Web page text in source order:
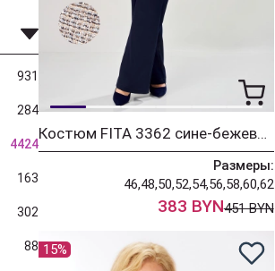
931
284
4424
163
302
88
Костюм FITA 3362 сине-бежевый
Размеры:
46,48,50,52,54,56,58,60,62
383 BYN451 BYN
15%